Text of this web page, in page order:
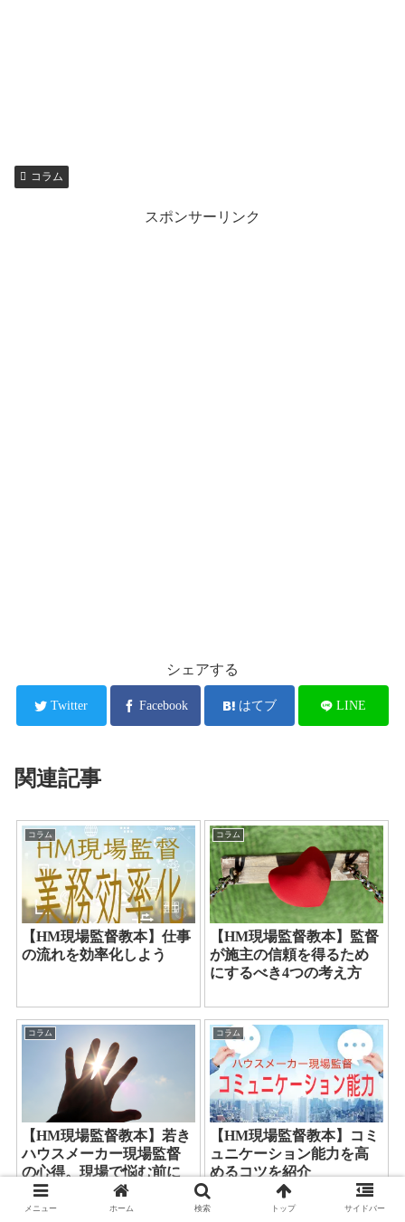
コラム
スポンサーリンク
シェアする
Twitter Facebook はてブ LINE
関連記事
コラム
【HM現場監督教本】仕事
の流れを効率化しよう
コラム
【HM現場監督教本】監督
が施主の信頼を得るため
にするべき4つの考え方
コラム
【HM現場監督教本】若き
ハウスメーカー現場監督
の心得。現場で悩む前に
これを読もう。
コラム
【HM現場監督教本】コミ
ュニケーション能力を高
めるコツを紹介
メニュー ホーム 検索 トップ サイドバー